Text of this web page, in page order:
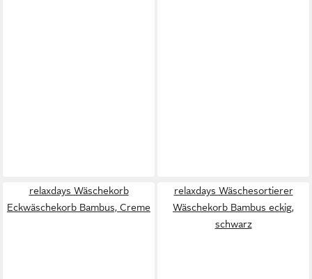
relaxdays Wäschekorb
Eckwäschekorb Bambus, Creme
relaxdays Wäschesortierer
Wäschekorb Bambus eckig,
schwarz